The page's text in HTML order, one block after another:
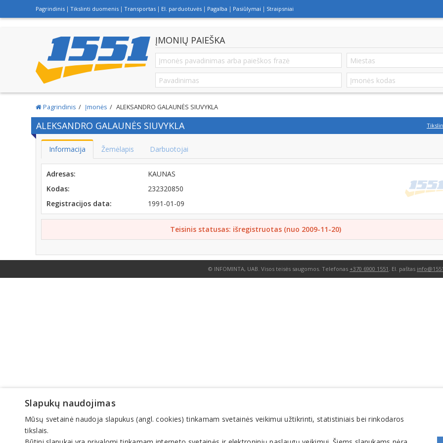
Pagrindinis Tikslinti duomenis Transportas El. parduotuvės Pagalba Pasiūlymai Straipsniai
ĮMONIŲ PAIEŠKA
Pagrindinis Įmonės ALEKSANDRO GALAUNĖS SIUVYKLA
ALEKSANDRO GALAUNĖS SIUVYKLA
Informacija Žemėlapis Darbuotojai
Adresas:
KAUNAS
Kodas:
232320850
Registracijos data:
1991-01-09
Teisinis statusas: išregistruotas (nuo 2009-11-20)
© INFOMINTA, UAB. Visos teisės saugomos. Telefonas +370 6900 1551 . El. paštas
Slapukų naudojimas
Mūsų svetainė naudoja slapukus (angl. cookies) tinkamam svetainės veikimui užtikrinti, statistiniais bei rinkodaros
tikslais.